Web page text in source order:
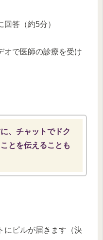
答（約5分）
で医師の診療を受け
、チャットでドク
とを伝えることも
ピルが届きます（決